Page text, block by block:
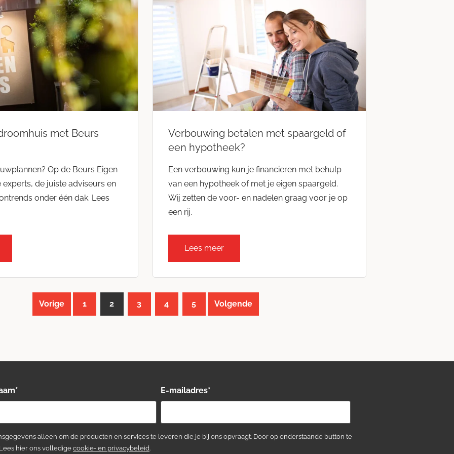
met Beurs
Op de Beurs Eigen
experts, de juiste adviseurs en
onder één dak. Lees
Verbouwing betalen met spaargeld of
een hypotheek?
Een verbouwing kun je financieren met behulp
van een hypotheek of met je eigen spaargeld.
Wij zetten de voor- en nadelen graag voor je op
een rij.
Lees meer
Vorige 1 2 3 4 5 Volgende
* E-mailadres*
alleen om de producten en services te leveren die je bij ons opvraagt. Door op onderstaande button te
hier ons volledige cookie- en privacybeleid.